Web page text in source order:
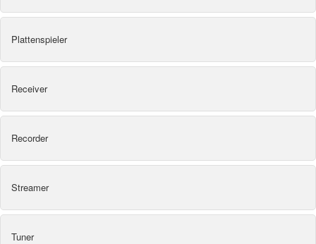
Plattenspieler
Receiver
Recorder
Streamer
Tuner